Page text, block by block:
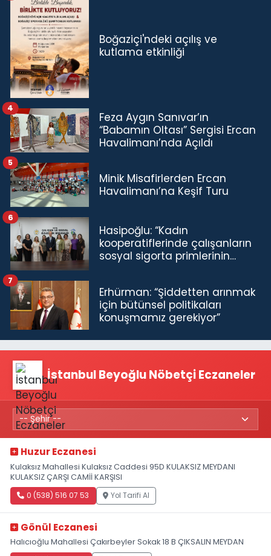
Boğaziçi'ndeki açılış ve
kutlama etkinliği
Feza Aygın Sanıvar’ın
“Babamın Oltası” Sergisi Ercan
Havalimanı’nda Açıldı
4
Minik Misafirlerden Ercan
Havalimanı’na Keşif Turu
5
Hasipoğlu: “Kadın
kooperatiflerinde çalışanların
sosyal sigorta primlerinin
6
Erhürman: “Şiddetten arınmak
için bütünsel politikaları
konuşmamız gerekiyor”
7
İstanbul Beyoğlu Nöbetçi Eczaneler
Huzur Eczanesi
Kulaksız Mahallesi Kulaksız Caddesi 95D KULAKSIZ MEYDANI
KULAKSIZ ÇARŞI CAMİİ KARŞISI
0 (538) 516 07 53 Yol Tarifi Al
Gönül Eczanesi
Halıcıoğlu Mahallesi Çakırbeyler Sokak 18 B ÇIKSALIN MEYDAN